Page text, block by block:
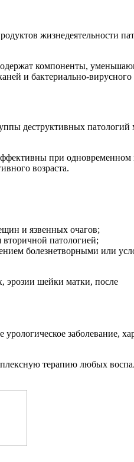
жизнедеятельности
компоненты,
и бактериально-
деструктивных
при
возраста.
и язвенных очагов;
вторичной патологией;
болезнетворными или
заболевание,
терапию любых